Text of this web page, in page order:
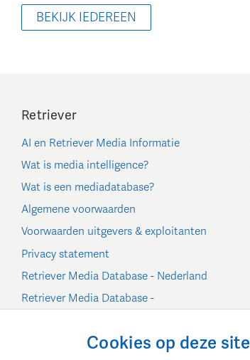
BEKIJK IEDEREEN
Retriever
AI en Retriever Media Informatie
Wat is media intelligence?
Wat is een mediadatabase?
Algemene voorwaarden
Voorwaarden uitgevers & exploitanten
Privacy statement
Retriever Media Database - Nederland
Retriever Media Database -
Cookie-instellingenCookies op deze site